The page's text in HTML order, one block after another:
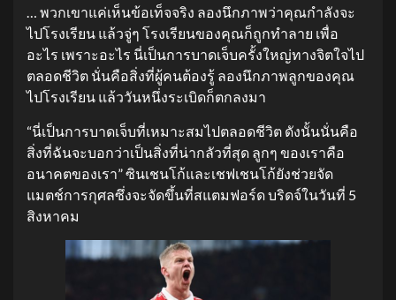
… พวกเขาแค่เห็นข้อเท็จจริง ลองนึกภาพว่าคุณกำลังจะ
ไปโรงเรียน แล้วจู่ๆ โรงเรียนของคุณก็ถูกทำลาย เพื่อ
อะไร เพราะอะไร นี่เป็นการบาดเจ็บครั้งใหญ่ทางจิตใจไป
ตลอดชีวิต นั่นคือสิ่งที่ผู้คนต้องรู้ ลองนึกภาพลูกของคุณ
ไปโรงเรียน แล้ววันหนึ่งระเบิดก็ตกลงมา
“นี่เป็นการบาดเจ็บที่เหมาะสมไปตลอดชีวิต ดังนั้นนั่นคือ
สิ่งที่ฉันจะบอกว่าเป็นสิ่งที่น่ากลัวที่สุด ลูกๆ ของเราคือ
อนาคตของเรา” ซินเชนโก้และเชฟเชนโก้ยังช่วยจัด
แมตช์การกุศลซึ่งจะจัดขึ้นที่สแตมฟอร์ด บริดจ์ในวันที่ 5
สิงหาคม